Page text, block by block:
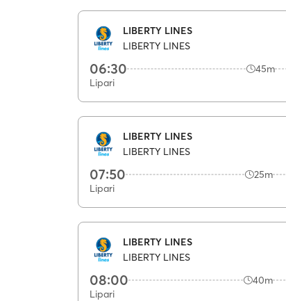
LIBERTY LINES
LIBERTY LINES
06:30 45m
Lipari
LIBERTY LINES
LIBERTY LINES
07:50 25m
Lipari
LIBERTY LINES
LIBERTY LINES
08:00 40m
Lipari